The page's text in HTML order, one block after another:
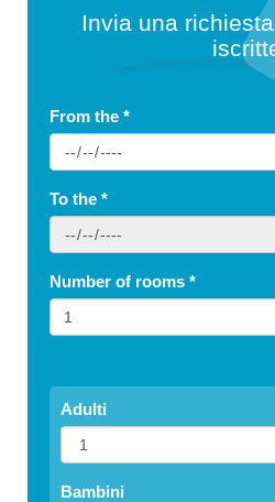
Invia una
From the *
To the *
Number of rooms *
Adulti
Bambini